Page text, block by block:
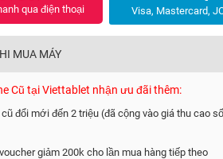
qua điện thoại Visa, Mastercard,
MUA MÁY
Cũ tại Viettablet nhận ưu đãi thêm:
đổi mới đến 2 triệu (đã cộng vào giá thu cao
giảm 200k cho lần mua hàng tiếp theo